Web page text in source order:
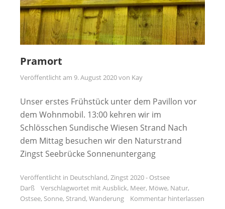
Pramort
Veröffentlicht am 9. August 2020von Kay
Unser erstes Frühstück unter dem Pavillon vor
dem Wohnmobil. 13:00 kehren wir im
Schlösschen Sundische Wiesen Strand Nach
dem Mittag besuchen wir den Naturstrand
Zingst Seebrücke Sonnenuntergang
Veröffentlicht in Deutschland, Zingst 2020 - Ostsee
Darß
Verschlagwortet mitAusblick, Meer, Möwe, Natur,
Ostsee, Sonne, Strand, Wanderung Kommentar hinterlassen